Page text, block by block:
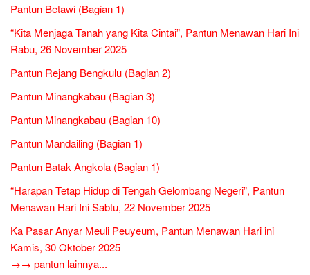
Pantun Betawi (Bagian 1)
“Kita Menjaga Tanah yang Kita Cintai”, Pantun Menawan Hari Ini
Rabu, 26 November 2025
Pantun Rejang Bengkulu (Bagian 2)
Pantun Minangkabau (Bagian 3)
Pantun Minangkabau (Bagian 10)
Pantun Mandailing (Bagian 1)
Pantun Batak Angkola (Bagian 1)
“Harapan Tetap Hidup di Tengah Gelombang Negeri”, Pantun
Menawan Hari Ini Sabtu, 22 November 2025
Ka Pasar Anyar Meuli Peuyeum, Pantun Menawan Hari ini
Kamis, 30 Oktober 2025
→→ pantun lainnya...